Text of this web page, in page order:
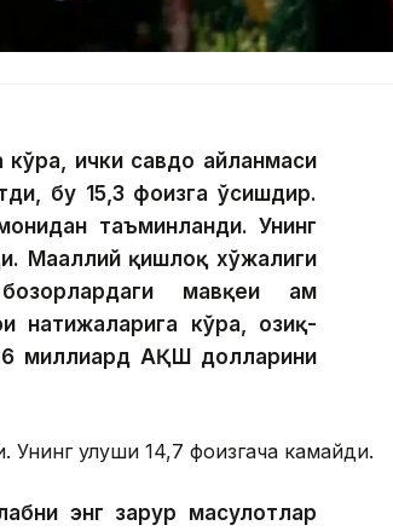
ички савдо айланмаси
бу 15,3 фоизга ўсишдир.
таъминланди. Унинг
Маҳаллий қишлоқ хўжалиги
мавқеи ҳам
натижаларига кўра, озиқ-
миллиард АҚШ долларини
Унинг улуши 14,7 фоизгача камайди.
энг зарур маҳсулотлар